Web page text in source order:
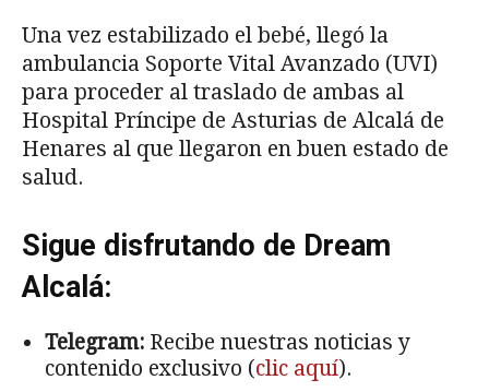
Una vez estabilizado el bebé, llegó la
ambulancia Soporte Vital Avanzado (UVI)
para proceder al traslado de ambas al
Hospital Príncipe de Asturias de Alcalá de
Henares al que llegaron en buen estado de
salud.
Sigue disfrutando de Dream
Alcalá:
Telegram: Recibe nuestras noticias y
contenido exclusivo (clic aquí).